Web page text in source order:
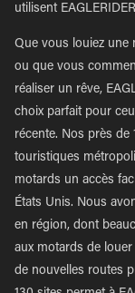
utilisent
Que vous louiez une
ou que vous
réaliser un rêve,
choix parfait pour
récente. Nos près de
touristiques
motards un accès
États Unis. Nous
en région, dont
aux motards de
de nouvelles routes